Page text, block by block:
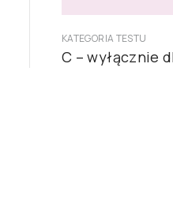
KATEGORIA TESTU
C – wyłącznie